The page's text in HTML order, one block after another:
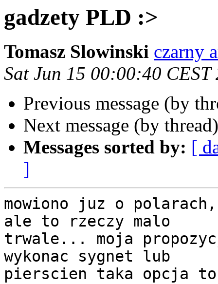
gadzety PLD :>
Tomasz Slowinski czarny
Sat Jun 15 00:00:40 CEST
Previous message (by
Next message (by
Messages sorted by: [
]
mowiono juz o
ale to rzeczy malo
trwale... moja
wykonac sygnet lub
pierscien taka opcja